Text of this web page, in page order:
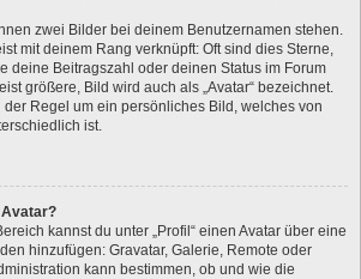
zwei Bilder bei deinem Benutzernamen stehen.
mit deinem Rang verknüpft: Oft sind dies Sterne,
deine Beitragszahl oder deinen Status im Forum
größere, Bild wird auch als „Avatar“ bezeichnet.
Regel um ein persönliches Bild, welches von
ist.
Avatar?
kannst du unter „Profil“ einen Avatar über eine
hinzufügen: Gravatar, Galerie, Remote oder
kann bestimmen, ob und wie die